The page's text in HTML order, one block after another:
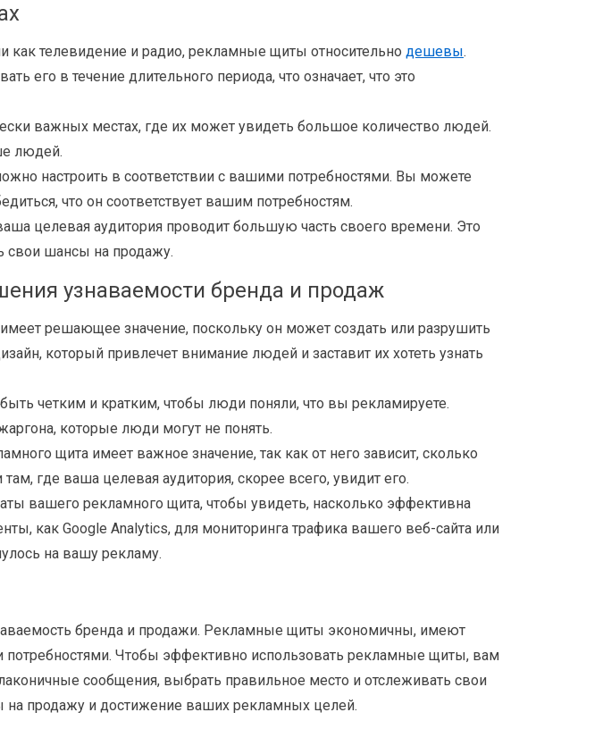
телевидение и радио, рекламные щиты относительно дешевы.
его в течение длительного периода, что означает, что это
важных местах, где их может увидеть большое количество людей.
людей.
настроить в соответствии с вашими потребностями. Вы можете
что он соответствует вашим потребностям.
целевая аудитория проводит большую часть своего времени. Это
свои шансы на продажу.
узнаваемости бренда и продаж
решающее значение, поскольку он может создать или разрушить
который привлечет внимание людей и заставит их хотеть узнать
четким и кратким, чтобы люди поняли, что вы рекламируете.
которые люди могут не понять.
щита имеет важное значение, так как от него зависит, сколько
где ваша целевая аудитория, скорее всего, увидит его.
вашего рекламного щита, чтобы увидеть, насколько эффективна
как Google Analytics, для мониторинга трафика вашего веб-сайта или
на вашу рекламу.
бренда и продажи. Рекламные щиты экономичны, имеют
Чтобы эффективно использовать рекламные щиты, вам
сообщения, выбрать правильное место и отслеживать свои
на продажу и достижение ваших рекламных целей.